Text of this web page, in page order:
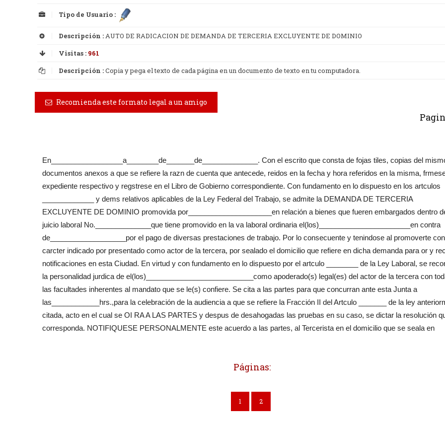
Tipo de Usuario :
Descripción :AUTO DE RADICACION DE DEMANDA DE TERCERIA EXCLUYENTE DE DOMINIO
Visitas : 961
Descripción :Copia y pega el texto de cada página en un documento de texto en tu computadora.
Recomienda este formato legal a un amigo
En__________________a________de_______de______________. Con el escrito que consta de fojas tiles, copias del
documentos anexos a que se refiere la razn de cuenta que antecede, reidos en la fecha y hora referidos en la misma,
expediente respectivo y regstrese en el Libro de Gobierno correspondiente. Con fundamento en lo dispuesto en los artculos
_____________ y dems relativos aplicables de la Ley Federal del Trabajo, se admite la DEMANDA DE TERCERIA
EXCLUYENTE DE DOMINIO promovida por_____________________en relación a bienes que fueren embargados dentro
juicio laboral No.______________que tiene promovido en la va laboral ordinaria el(los)_______________________en contra
de___________________por el pago de diversas prestaciones de trabajo. Por lo consecuente y tenindose al promoverte
carcter indicado por presentado como actor de la tercera, por sealado el domicilio que refiere en dicha demanda para or y
notificaciones en esta Ciudad. En virtud y con fundamento en lo dispuesto por el artculo ________ de la Ley Laboral, se
la personalidad jurdica de el(los)___________________________como apoderado(s) legal(es) del actor de la tercera con
las facultades inherentes al mandato que se le(s) confiere. Se cita a las partes para que concurran ante esta Junta a
las____________hrs.,para la celebración de la audiencia a que se refiere la Fracción II del Artculo _______ de la ley
citada, acto en el cual se OI RA A LAS PARTES y despus de desahogadas las pruebas en su caso, se dictar la resolución
corresponda. NOTIFIQUESE PERSONALMENTE este acuerdo a las partes, al Tercerista en el domicilio que se seala en
Páginas:
1 2